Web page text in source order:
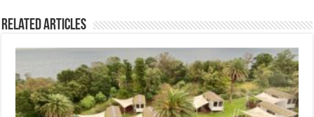
Related Articles